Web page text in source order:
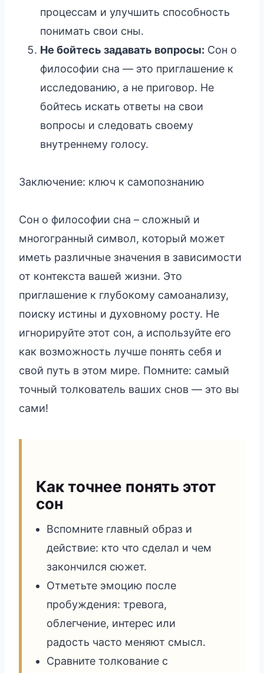
процессам и улучшить способность
понимать свои сны.
Не бойтесь задавать вопросы: Сон о
философии сна — это приглашение к
исследованию, а не приговор. Не
бойтесь искать ответы на свои
вопросы и следовать своему
внутреннему голосу.
Заключение: ключ к самопознанию
Сон о философии сна – сложный и
многогранный символ, который может
иметь различные значения в зависимости
от контекста вашей жизни. Это
приглашение к глубокому самоанализу,
поиску истины и духовному росту. Не
игнорируйте этот сон, а используйте его
как возможность лучше понять себя и
свой путь в этом мире. Помните: самый
точный толкователь ваших снов — это вы
сами!
Как точнее понять этот
сон
Вспомните главный образ и
действие: кто что сделал и чем
закончился сюжет.
Отметьте эмоцию после
пробуждения: тревога,
облегчение, интерес или
радость часто меняют смысл.
Сравните толкование с